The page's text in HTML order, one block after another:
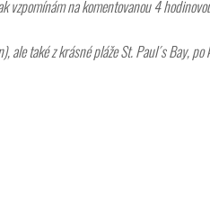
vzpomínám na komentovanou 4
také z krásné pláže St. Paul´s Bay,